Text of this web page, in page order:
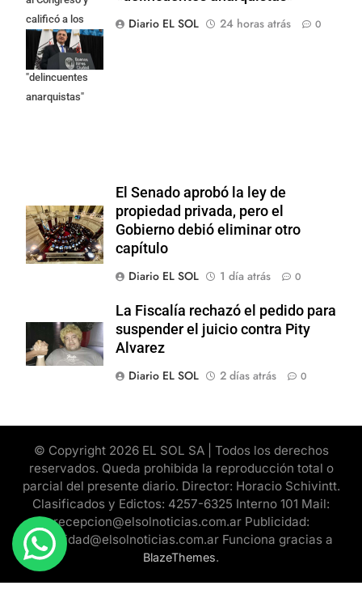
calificó a los
responsables
como
"delincuentes
anarquistas"
Diario EL SOL
24 horas atrás 0
El Senado aprobó la ley de
propiedad privada, pero el
Gobierno debió eliminar otro
capítulo
Diario EL SOL
1 día atrás 0
La Fiscalía rechazó el pedido para
suspender el juicio contra Pity
Alvarez
Diario EL SOL
2 días atrás 0
© Copyright 2026 EL SOL SA | Todos los derechos
reservados. Queda prohibida la reproducción total o
parcial del presente diario. Director: Horacio Schivintt.
Clasificados y Edictos: 4257-6325 Interno 101 Mail:
recepcion@elsolnoticias.com.ar Publicidad:
publicidad@elsolnoticias.com.ar Funciona gracias a
BlazeThemes.